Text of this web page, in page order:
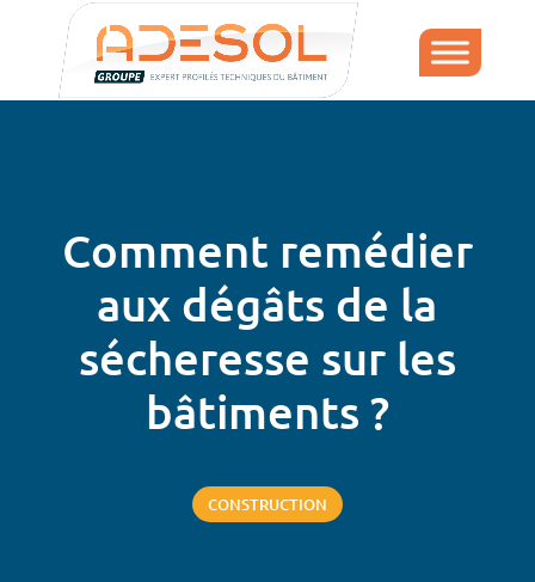
Comment remédier
aux dégâts de la
sécheresse sur les
bâtiments ?
CONSTRUCTION